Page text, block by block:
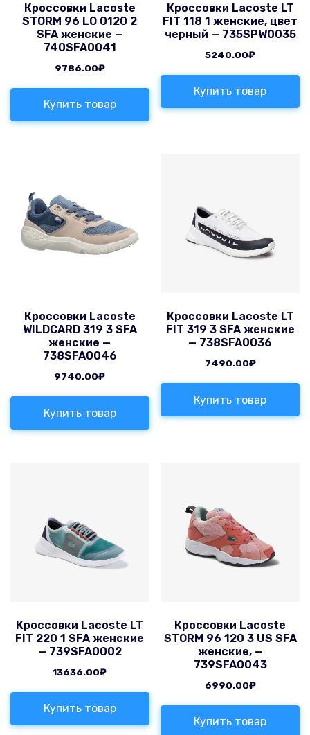
Кроссовки Lacoste
STORM 96 LO 0120 2
SFA женские —
740SFA0041
9786.00₽
Купить товар
Кроссовки Lacoste LT
FIT 118 1 женские, цвет
черный — 735SPW0035
5240.00₽
Купить товар
Кроссовки Lacoste
WILDCARD 319 3 SFA
женские —
738SFA0046
9740.00₽
Купить товар
Кроссовки Lacoste LT
FIT 319 3 SFA женские
— 738SFA0036
7490.00₽
Купить товар
Кроссовки Lacoste LT
FIT 220 1 SFA женские
— 739SFA0002
13636.00₽
Купить товар
Кроссовки Lacoste
STORM 96 120 3 US SFA
женские, —
739SFA0043
6990.00₽
Купить товар